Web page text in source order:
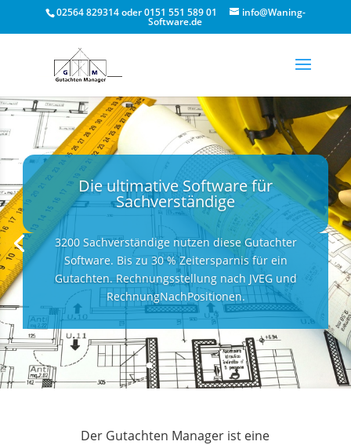
02564 829314 oder 0151 551 589 01 info@Waning-
Software.de
Die ultimative Software für
Sachverständige
3200 Sachverständige nutzen diese Gutachter
Software. Bis zu 30 % Zeitersparnis für ein
Gutachten. Rechnungsstellung nach JVEG und
RechnungNachPositionen.
Der Gutachten Manager ist eine